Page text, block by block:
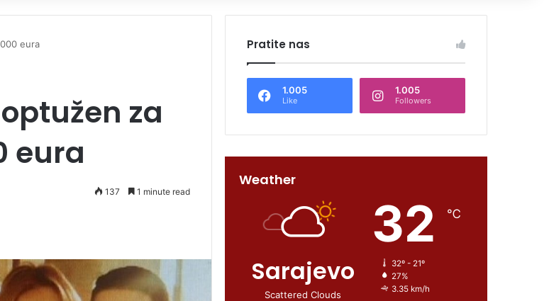
eura
za
eura
137 1 minute read
Pratite nas
1.005
Like
1.005
Followers
Weather
Sarajevo
Scattered Clouds
32 ℃
32º - 21º
27%
3.35 km/h